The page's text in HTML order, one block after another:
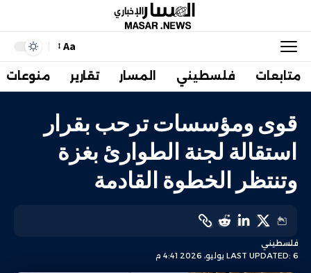
Aa
متابعات فلسطيني المسار تقارير منوعات
قوى ومؤسسات ترحب بقرار
استقالة لجنة الطوارئ بغزة
وتنتظر الخطوة القادمة
LAST UPDATED: 6 يوليو، 2026 4:41 م
فلسطيني